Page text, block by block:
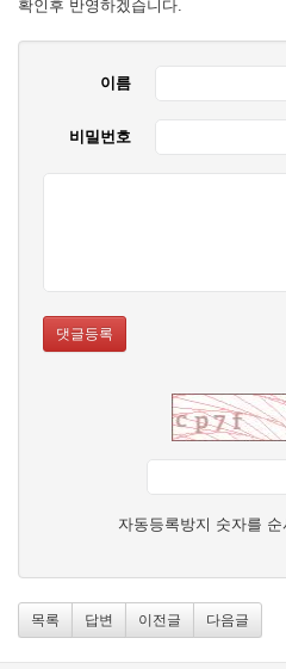
확인후 반영하겠습니다.
이름
비밀번호
댓글등록
자동등록방지 숫자를
목록 답변 이전글 다음글